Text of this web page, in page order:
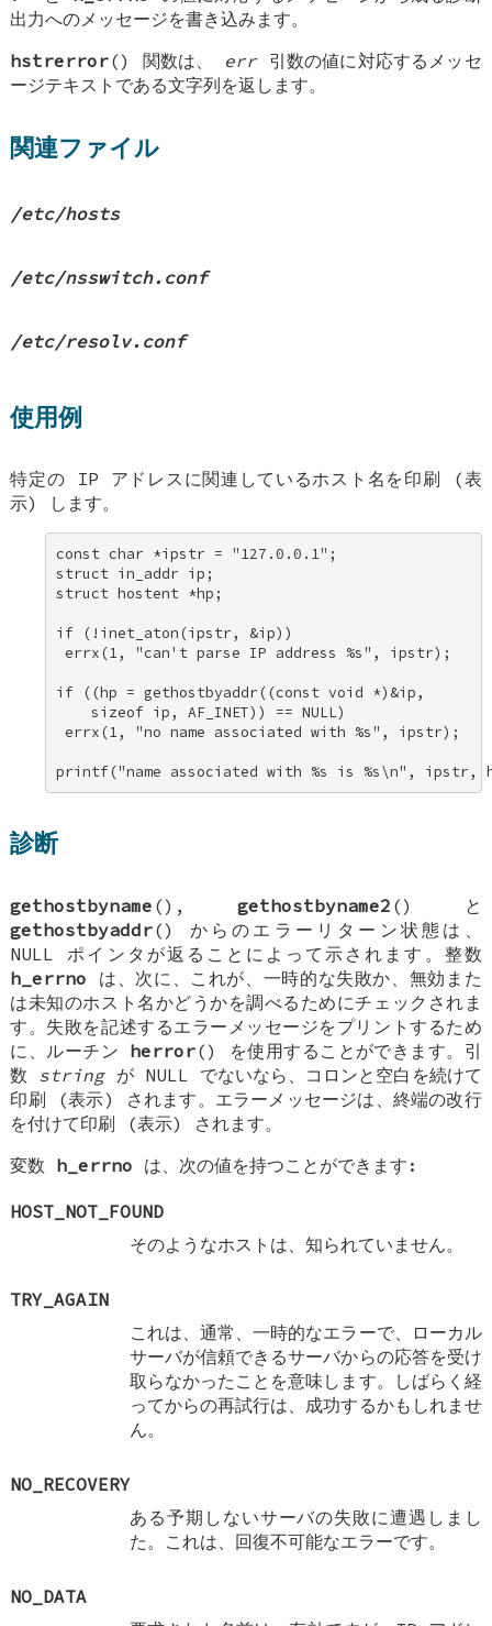
出力へのメッセージを書き込みます。
hstrerror() 関数は、 err引数の値に対応するメッセ
ージテキストである文字列を返します。
関連ファイル
/etc/hosts
/etc/nsswitch.conf
/etc/resolv.conf
使用例
特定の IP アドレスに関連しているホスト名を印刷 (表
示) します。
const char *ipstr = "127.0.0.1";
struct in_addr ip;
struct hostent *hp;
if (!inet_aton(ipstr, &ip))
errx(1, "can't parse IP address %s", ipstr);
if ((hp = gethostbyaddr((const void *)&ip,
    sizeof ip, AF_INET)) == NULL)
errx(1, "no name associated with %s", ipstr);
printf("name associated with %s is %s\n", ipstr,
診断
gethostbyname (), gethostbyname2 () と
gethostbyaddr() からのエラーリターン状態は、
NULL
ポインタが返ることによって示されます。整数
h_errno は、次に、これが、一時的な失敗か、無効また
は未知のホスト名かどうかを調べるためにチェックされま
す。失敗を記述するエラーメッセージをプリントするため
に、ルーチン herror() を使用することができます。引
数 stringが NULL でないなら、コロンと空白を続けて
印刷 (表示) されます。エラーメッセージは、終端の改行
を付けて印刷 (表示) されます。
変数 h_errno は、次の値を持つことができます:
HOST_NOT_FOUND
そのようなホストは、知られていません。
TRY_AGAIN
これは、通常、一時的なエラーで、ローカル
サーバが信頼できるサーバからの応答を受け
取らなかったことを意味します。しばらく経
ってからの再試行は、成功するかもしれませ
ん。
NO_RECOVERY
ある予期しないサーバの失敗に遭遇しまし
た。これは、回復不可能なエラーです。
NO_DATA